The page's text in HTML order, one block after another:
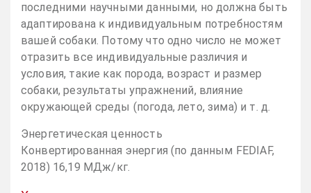
последними научными данными, но должна быть
адаптирована к индивидуальным потребностям
вашей собаки. Потому что одно число не может
отразить все индивидуальные различия и
условия, такие как порода, возраст и размер
собаки, результаты упражнений, влияние
окружающей среды (погода, лето, зима) и т. д.
Энергетическая ценность
Конвертированная энергия (по данным FEDIAF,
2018) 16,19 МДж/кг.